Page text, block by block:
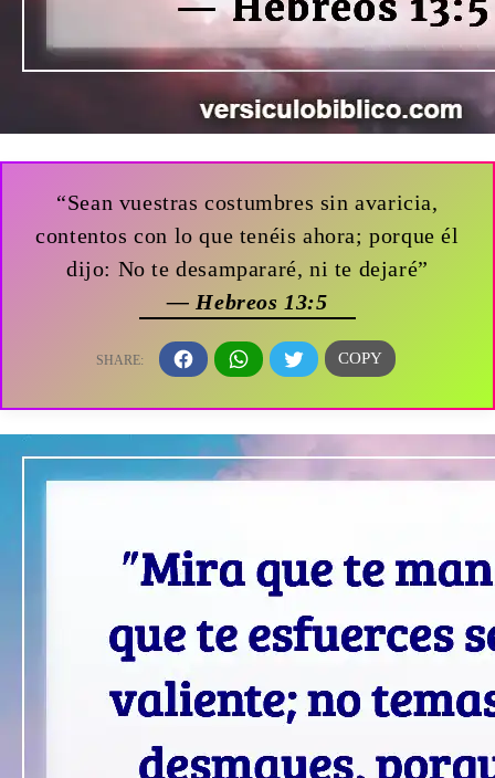
“Sean vuestras costumbres sin avaricia,
contentos con lo que tenéis ahora; porque él
dijo: No te desampararé, ni te dejaré”
— Hebreos 13:5